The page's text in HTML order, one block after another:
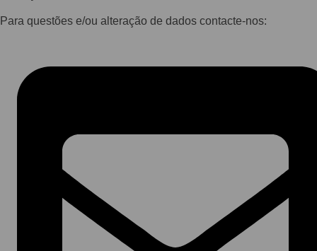
Para questões e/ou alteração de dados contacte-nos: